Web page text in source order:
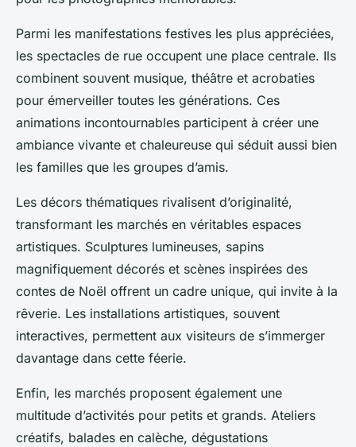
Parmi les manifestations festives les plus appréciées,
les spectacles de rue occupent une place centrale. Ils
combinent souvent musique, théâtre et acrobaties
pour émerveiller toutes les générations. Ces
animations incontournables participent à créer une
ambiance vivante et chaleureuse qui séduit aussi bien
les familles que les groupes d’amis.
Les décors thématiques rivalisent d’originalité,
transformant les marchés en véritables espaces
artistiques. Sculptures lumineuses, sapins
magnifiquement décorés et scènes inspirées des
contes de Noël offrent un cadre unique, qui invite à la
rêverie. Les installations artistiques, souvent
interactives, permettent aux visiteurs de s’immerger
davantage dans cette féerie.
Enfin, les marchés proposent également une
multitude d’activités pour petits et grands. Ateliers
créatifs, balades en calèche, dégustations